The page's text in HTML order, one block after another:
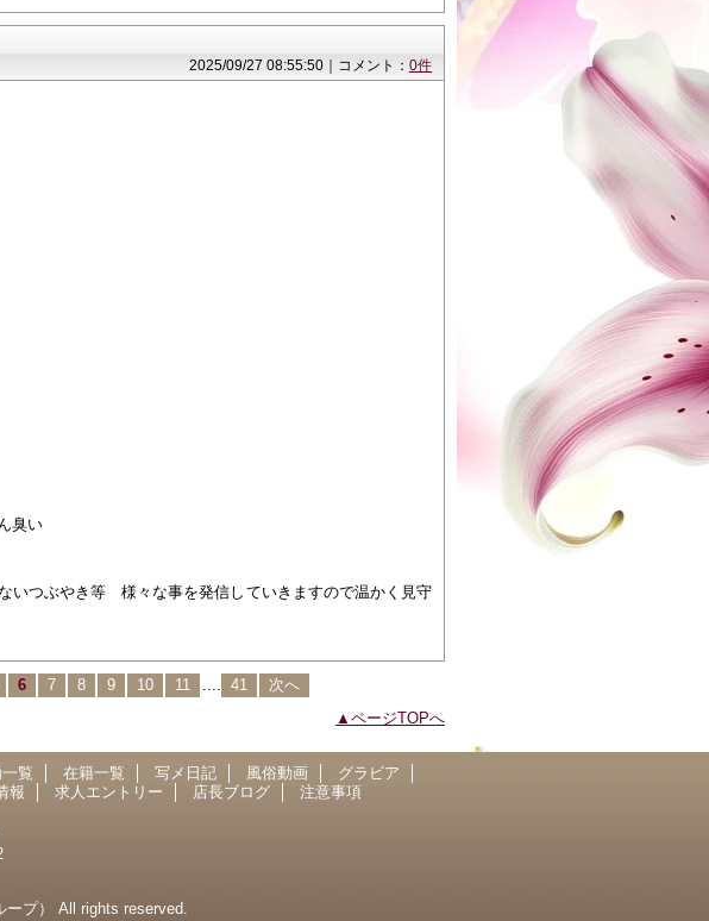
2025/09/27 08:55:50｜コメント： 0件
臭い
いつぶやき等 様々な事を発信していきますので温かく見守
6 7 8 9 10 11 .... 41
次へ
ページTOPへ
覧 在籍一覧 写メ日記 風俗動画
グラビア
報 求人エントリー 店長ブログ 注意事項
プ） All rights reserved.